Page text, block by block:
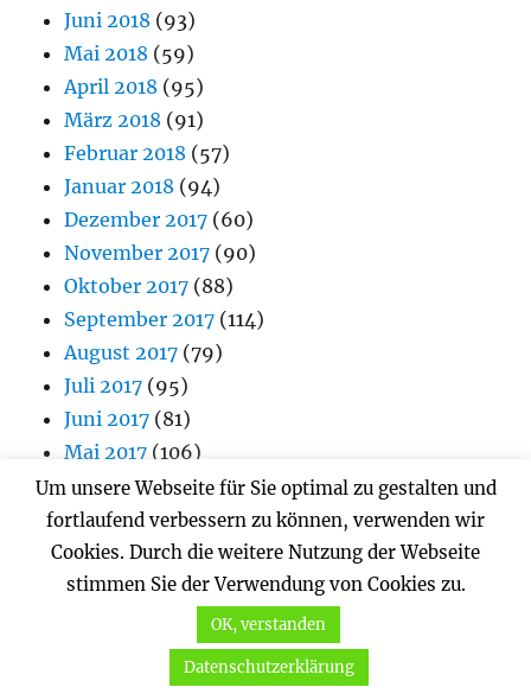
Juni 2018 (93)
Mai 2018 (59)
April 2018 (95)
März 2018 (91)
Februar 2018 (57)
Januar 2018 (94)
Dezember 2017 (60)
November 2017 (90)
Oktober 2017 (88)
September 2017 (114)
August 2017 (79)
Juli 2017 (95)
Juni 2017 (81)
Mai 2017 (106)
April 2017(101)
März 2017(98)
Februar 2017 (64)
Januar 2017(90)
(44)
November 2016(76)
Oktober 2016(93)
Um unsere Webseite für Sie optimal zu gestalten und
fortlaufend verbessern zu können, verwenden wir
Cookies. Durch die weitere Nutzung der Webseite
stimmen Sie der Verwendung von Cookies zu.
OK, verstanden
Datenschutzerklärung